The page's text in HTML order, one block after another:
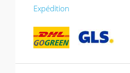
Expédition